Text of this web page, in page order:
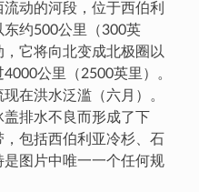
动的河段，位于西伯利
约500公里（300英
它将向北变成北极圈以
公里（2500英里）。
在洪水泛滥（六月）。
盖排水不良而形成了下
包括西伯利亚冷杉、石
图片中唯一一个任何规